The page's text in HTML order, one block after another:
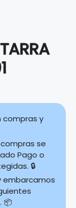
compras y
se
Pago o
🔒
embarcamos
📦